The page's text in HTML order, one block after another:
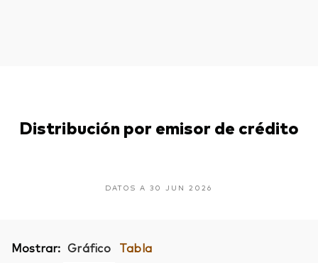
Distribución por emisor de crédito
DATOS A 30 JUN 2026
Mostrar: Gráfico Tabla